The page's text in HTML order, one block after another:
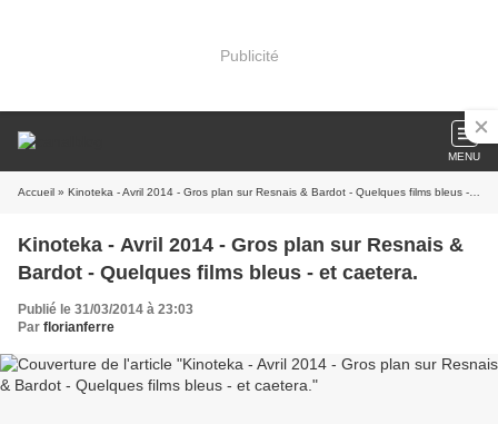
Publicité
MENU
Accueil » Kinoteka - Avril 2014 - Gros plan sur Resnais & Bardot - Quelques films bleus - et caetera.
Kinoteka - Avril 2014 - Gros plan sur Resnais &
Bardot - Quelques films bleus - et caetera.
Publié le 31/03/2014 à 23:03
Par florianferre